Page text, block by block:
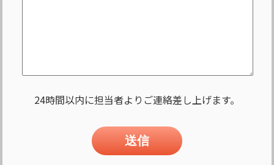
24時間以内に担当者よりご連絡差し上げます。